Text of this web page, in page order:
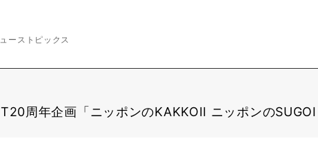
ーストピックス
周年企画「ニッポンのKAKKOII ニッポンのSUGOI